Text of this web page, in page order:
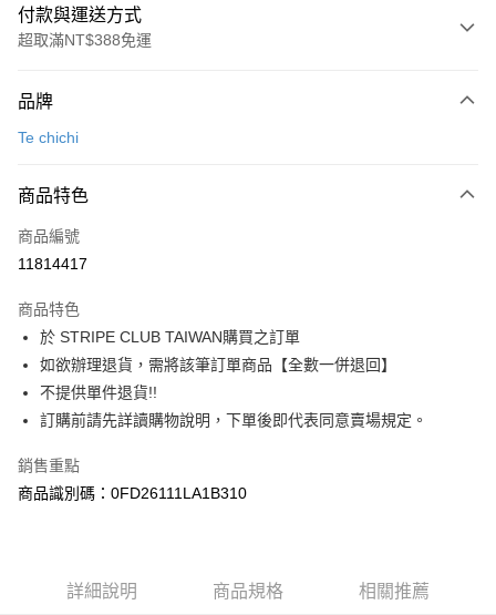
付款與運送方式
超取滿NT$388免運
信用卡一次付款
3 期 0 利率 每期
合作金庫商業銀行
上海商業儲蓄銀行
臺灣中小企業銀行
匯豐（台灣）商業銀行
華泰商業銀行
聯邦商業銀行
遠東國際商業銀行
元大商業銀行
玉山商業銀行
星展（台灣）商業銀行
台灣樂天信用卡公司
超商取貨付款
LINE Pay
Apple Pay
街口支付
悠遊付
大哥付你分期
相關說明
流程，驗證手機門號後，選擇欲分期的期數、繳款截止日，確認付款後即完
【關於「AFTEE先享後付」】
品牌
Te chichi
商品特色
商品編號
11814417
商品特色
於 STRIPE CLUB TAIWAN購買之訂單
如欲辦理退貨，需將該筆訂單商品【全數一併退回】
不提供單件退貨!!
訂購前請先詳讀購物說明，下單後即代表同意賣場規定。
銷售重點
商品識別碼：0FD26111LA1B310
詳細說明 商品規格 相關推薦